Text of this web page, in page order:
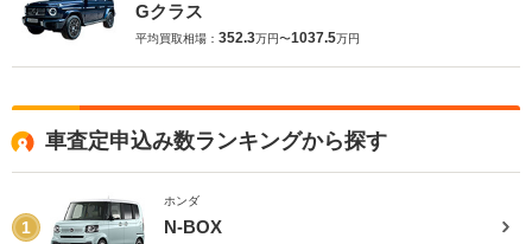
Gクラス
平均買取相場： 352.3万円〜1037.5万円
車査定申込み数ランキングから探す
1
ホンダ
N-BOX